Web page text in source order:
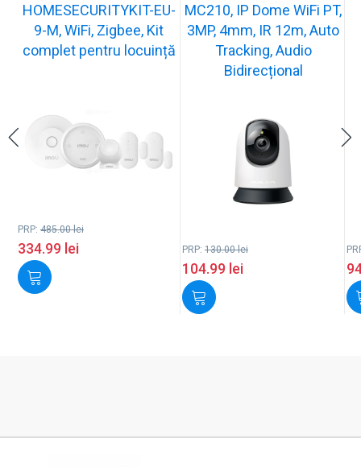
HOMESECURITYKIT-EU-
9-M, WiFi, Zigbee, Kit
complet pentru locuință
PRP: 485.00lei
334.99 lei
MC210, IP Dome WiFi PT,
3MP, 4mm, IR 12m, Auto
Tracking, Audio
Bidirecțional
PRP: 130.00lei
104.99 lei